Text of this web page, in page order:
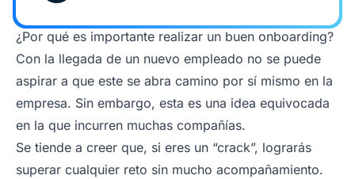
¿Por qué es importante realizar un buen onboarding?
Con la llegada de un nuevo empleado no se puede
aspirar a que este se abra camino por sí mismo en la
empresa. Sin embargo, esta es una idea equivocada
en la que incurren muchas compañías.
Se tiende a creer que, si eres un “crack”, lograrás
superar cualquier reto sin mucho acompañamiento.